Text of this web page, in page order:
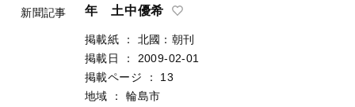
新聞記事
年 土中優希
掲載紙 ：
北國：朝刊
掲載日
：
2009-02-01
掲載ページ
：
13
地域
：
輪島市